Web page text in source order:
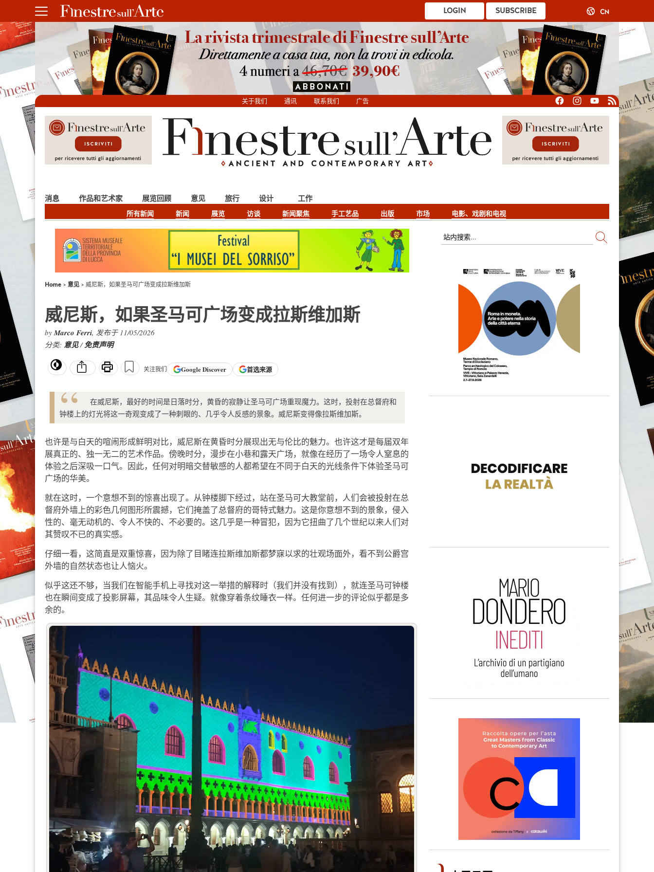
SUBSCRIBE
LOGIN CN
关于我们 通讯 联系我们 广告
消息
所有新闻 新闻 展览 访谈 新闻聚焦 手工艺品 出版 市场 电影、戏剧和电视
作品和艺术家 展览回顾 意见 旅行 设计 工作
Home 意见 威尼斯，如果圣马可广场变成拉斯维加斯
威尼斯，如果圣马可广场变成拉斯维加斯
byMarco Ferri, 发布于 11/05/2026
分类: 意见/免责声明
关注我们 GoogleDiscover 首选来源
在威尼斯，最好的时间是日落时分，黄昏的寂静让圣马可广场重现魔力。这时，投射在总督府和
钟楼上的灯光将这一奇观变成了一种刺眼的、几乎令人反感的景象。威尼斯变得像拉斯维加斯。
也许是与白天的喧闹形成鲜明对比，威尼斯在黄昏时分展现出无与伦比的魅力。也许这才是每届双年
展真正的、独一无二的艺术作品。傍晚时分，漫步在小巷和露天广场，就像在经历了一场令人窒息的
体验之后深吸一口气。因此，任何对明暗交替敏感的人都希望在不同于白天的光线条件下体验圣马可
广场的华美。
就在这时，一个意想不到的惊喜出现了。从钟楼脚下经过，站在圣马可大教堂前，人们会被投射在总
督府外墙上的彩色几何图形所震撼，它们掩盖了总督府的哥特式魅力。这是你意想不到的景象，侵入
性的、毫无动机的、令人不快的、不必要的。这几乎是一种冒犯，因为它扭曲了几个世纪以来人们对
其赞叹不已的真实感。
仔细一看，这简直是双重惊喜，因为除了目睹连拉斯维加斯都梦寐以求的壮观场面外，看不到公爵宫
外墙的自然状态也让人恼火。
似乎这还不够，当我们在智能手机上寻找对这一举措的解释时（我们并没有找到），就连圣马可钟楼
也在瞬间变成了投影屏幕，其品味令人生疑。就像穿着条纹睡衣一样。任何进一步的评论似乎都是多
余的。